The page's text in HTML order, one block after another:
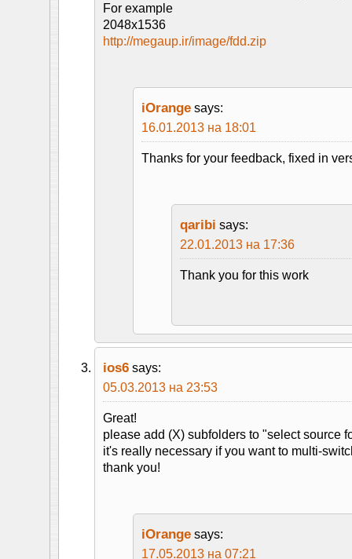
For example
2048x1536
http://megaup.ir/image/fdd.zip
iOrange says:
16.01.2013 на 18:01
Thanks for your feedback, fixed in
qaribi says:
22.01.2013 на 17:36
Thank you for this work
ios6 says:
05.03.2013 на 23:53
Great!
please add (X) subfolders to "select source
it's really necessary if you want to multi-
thank you!
iOrange says:
17.05.2013 на 07:21